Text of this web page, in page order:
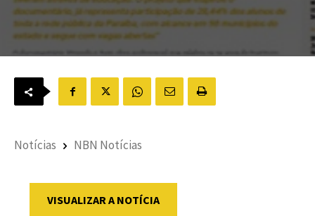
Notícias NBN Notícias
VISUALIZAR A NOTÍCIA